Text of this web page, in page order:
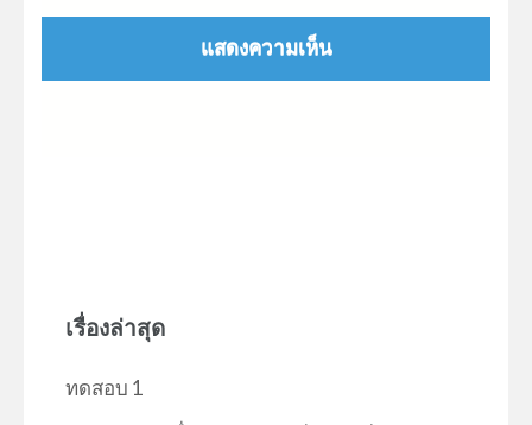
เรื่องล่าสุด
ทดสอบ 1